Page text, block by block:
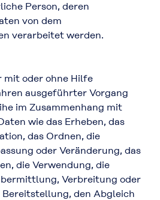
Person, deren
von dem
verarbeitet werden.
mit oder ohne Hilfe
ausgeführter Vorgang
im Zusammenhang mit
wie das Erheben, das
das Ordnen, die
oder Veränderung, das
die Verwendung, die
Verbreitung oder
Bereitstellung, den Abgleich